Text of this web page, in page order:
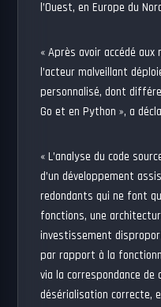
l’Ouest, en Europe du
« Après avoir accédé aux
l’acteur malveillant
personnalisé, dont
Go et en Python », a
« L’analyse du code
d’un développement
redondants qui ne font
fonctions, une
investissement
par rapport à la
via la correspondance de
désérialisation correcte,